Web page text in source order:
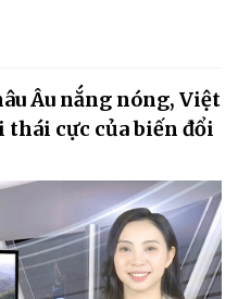
Âu nắng nóng, Việt
thái cực của biến đổi